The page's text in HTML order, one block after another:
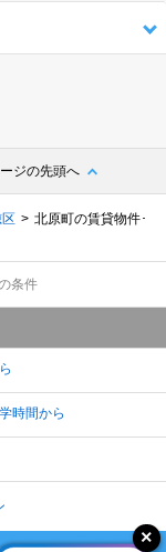
ジの先頭へ
北原町の賃貸物件･
条件
時間から